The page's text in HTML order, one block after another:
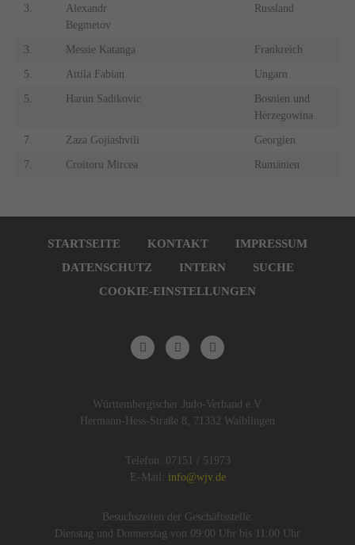
3.
Alexandr
Begmetov
Russland
3. Messie Katanga Frankreich
5. Attila Fabian Ungarn
5. Harun Sadikovic
Bosnien und
Herzegowina
7. Zaza Gojiashvili Georgien
7. Croitoru Mircea Rumänien
überspringenSTARTSEITE KONTAKT
IMPRESSUM
DATENSCHUTZ
INTERN
SUCHE
COOKIE-EINSTELLUNGEN
Württembergischer Judo-Verband e.V.
Hermann-Hess-Straße 8, 71332 Waiblingen
Telefon: 07151 / 51973
E-Mail: info@wjv.de
Besuchszeiten der Geschäftsstelle:
Dienstag und Donnerstag von 09:00 Uhr bis 11:00 Uhr